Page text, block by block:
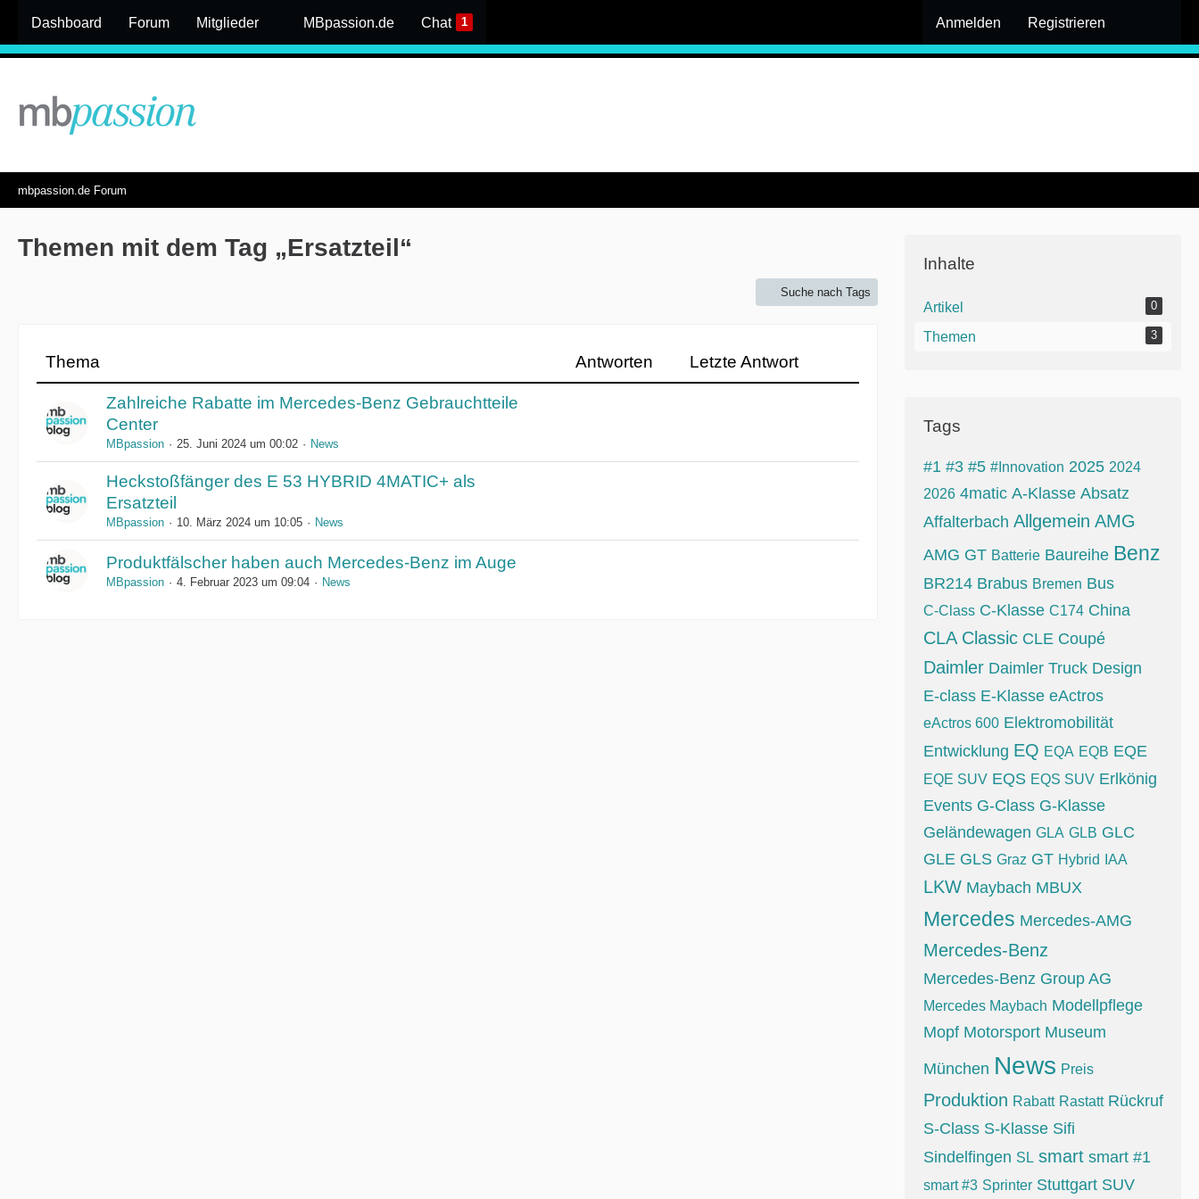
Dashboard Forum Mitglieder MBpassion.de Chat 1 Anmelden Registrieren
mbpassion.de Forum
Themen mit dem Tag „Ersatzteil“
Suche nach Tags
Thema Antworten Letzte Antwort
Zahlreiche Rabatte im Mercedes-Benz Gebrauchtteile
Center
MBpassion 25. Juni 2024 um 00:02 News
Heckstoßfänger des E 53 HYBRID 4MATIC+ als
Ersatzteil
MBpassion 10. März 2024 um 10:05 News
Produktfälscher haben auch Mercedes-Benz im Auge
MBpassion 4. Februar 2023 um 09:04 News
Inhalte
Artikel 0
Themen 3
Tags
#1 #3 #5 #Innovation 2025 2024
2026 4matic A-Klasse Absatz
Affalterbach Allgemein AMG
AMG GT Batterie Baureihe Benz
BR214 Brabus Bremen Bus
C-Class C-Klasse C174 China
CLA Classic CLE Coupé
Daimler Daimler Truck Design
E-class E-Klasse eActros
eActros 600 Elektromobilität
Entwicklung EQ EQA EQB EQE
EQE SUV EQS EQS SUV Erlkönig
Events G-Class G-Klasse
Geländewagen GLA GLB GLC
GLE GLS Graz GT Hybrid IAA
LKW Maybach MBUX
Mercedes Mercedes-AMG
Mercedes-Benz
Mercedes-Benz Group AG
Mercedes Maybach Modellpflege
Mopf Motorsport Museum
München News Preis
Produktion Rabatt Rastatt Rückruf
S-Class S-Klasse Sifi
Sindelfingen SL smart smart #1
smart #3 Sprinter Stuttgart SUV